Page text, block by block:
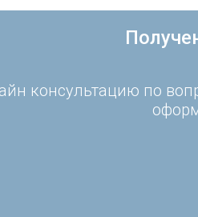
консультацию по